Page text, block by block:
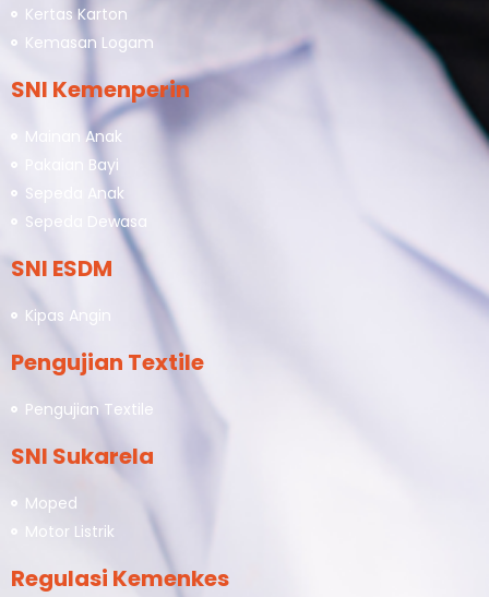
Kertas Karton
Kemasan Logam
SNI Kemenperin
Mainan Anak
Pakaian Bayi
Sepeda Anak
Sepeda Dewasa
SNI ESDM
Kipas Angin
Pengujian Textile
Pengujian Textile
SNI Sukarela
Moped
Motor Listrik
Regulasi Kemenkes